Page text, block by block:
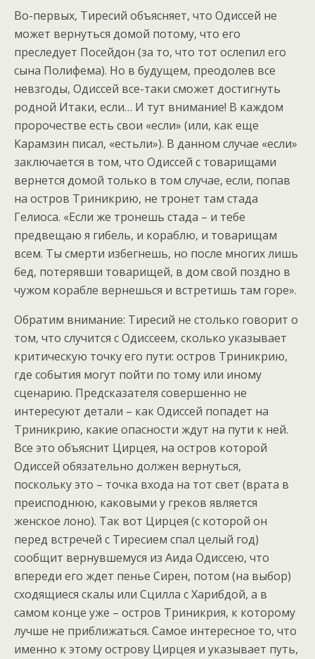
Во-первых, Тиресий объясняет, что Одиссей не
может вернуться домой потому, что его
преследует Посейдон (за то, что тот ослепил его
сына Полифема). Но в будущем, преодолев все
невзгоды, Одиссей все-таки сможет достигнуть
родной Итаки, если… И тут внимание! В каждом
пророчестве есть свои «если» (или, как еще
Карамзин писал, «естьли»). В данном случае «если»
заключается в том, что Одиссей с товарищами
вернется домой только в том случае, если, попав
на остров Триникрию, не тронет там стада
Гелиоса. «Если же тронешь стада – и тебе
предвещаю я гибель, и кораблю, и товарищам
всем. Ты смерти избегнешь, но после многих лишь
бед, потерявши товарищей, в дом свой поздно в
чужом корабле вернешься и встретишь там горе».
Обратим внимание: Тиресий не столько говорит о
том, что случится с Одиссеем, сколько указывает
критическую точку его пути: остров Триникрию,
где события могут пойти по тому или иному
сценарию. Предсказателя совершенно не
интересуют детали – как Одиссей попадет на
Триникрию, какие опасности ждут на пути к ней.
Все это объяснит Цирцея, на остров которой
Одиссей обязательно должен вернуться,
поскольку это – точка входа на тот свет (врата в
преисподнюю, каковыми у греков является
женское лоно). Так вот Цирцея (с которой он
перед встречей с Тиресием спал целый год)
сообщит вернувшемуся из Аида Одиссею, что
впереди его ждет пенье Сирен, потом (на выбор)
сходящиеся скалы или Сцилла с Харибдой, а в
самом конце уже – остров Триникрия, к которому
лучше не приближаться. Самое интересное то, что
именно к этому острову Цирцея и указывает путь,